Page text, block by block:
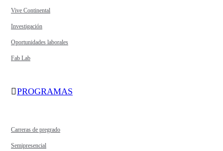
Vive Continental
Investigación
Oportunidades laborales
Fab Lab
PROGRAMAS
Carreras de pregrado
Semipresencial